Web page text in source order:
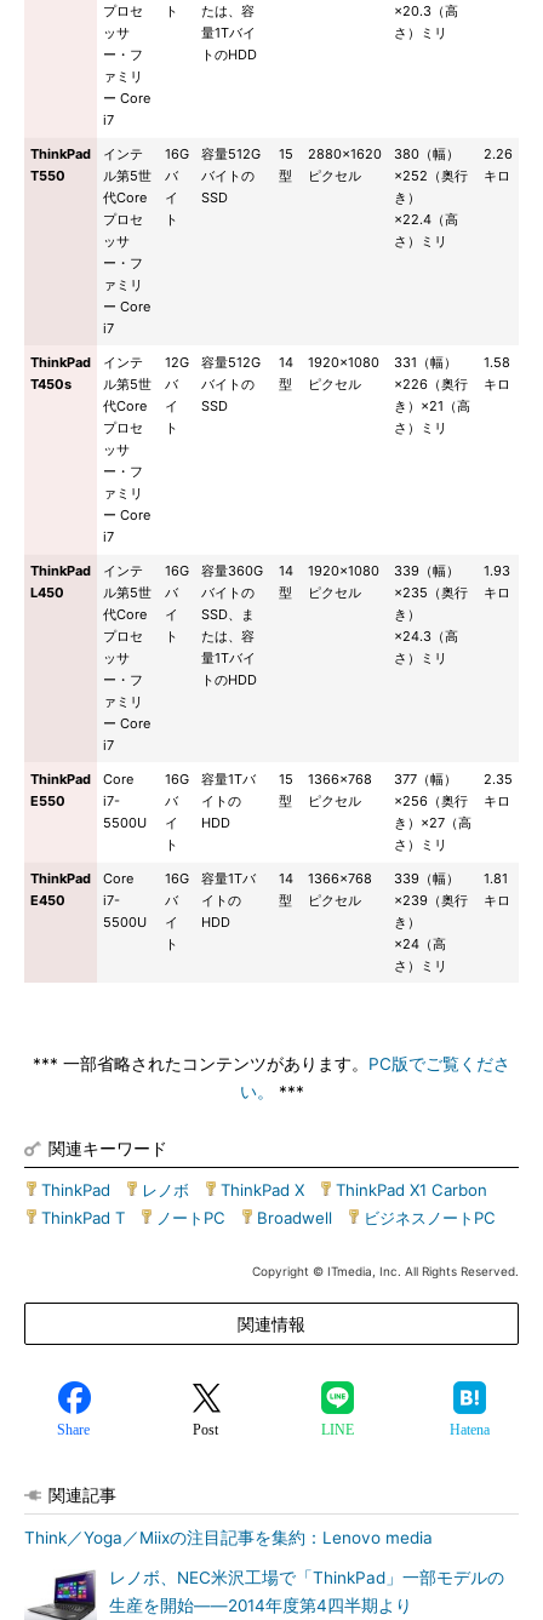
プロセ
ッサ
ー・フ
ァミリ
ー Core
i7
ト
たは、容
量1Tバイ
トのHDD
×20.3（高
さ）ミリ
ThinkPad
T550
インテ
ル第5世
代Core
プロセ
ッサ
ー・フ
ァミリ
ー Core
i7
16G
バ
イ
ト
容量512G
バイトの
SSD
15
型
2880×1620
ピクセル
380（幅）
×252（奥行
き）
×22.4（高
さ）ミリ
2.26
キロ
ThinkPad
T450s
インテ
ル第5世
代Core
プロセ
ッサ
ー・フ
ァミリ
ー Core
i7
12G
バ
イ
ト
容量512G
バイトの
SSD
14
型
1920×1080
ピクセル
331（幅）
×226（奥行
き）×21（高
さ）ミリ
1.58
キロ
ThinkPad
L450
インテ
ル第5世
代Core
プロセ
ッサ
ー・フ
ァミリ
ー Core
i7
16G
バ
イ
ト
容量360G
バイトの
SSD、ま
たは、容
量1Tバイ
トのHDD
14
型
1920×1080
ピクセル
339（幅）
×235（奥行
き）
×24.3（高
さ）ミリ
1.93
キロ
ThinkPad
E550
Core
i7-
5500U
16G
バ
イ
ト
容量1Tバ
イトの
HDD
15
型
1366×768
ピクセル
377（幅）
×256（奥行
き）×27（高
さ）ミリ
2.35
キロ
ThinkPad
E450
Core
i7-
5500U
16G
バ
イ
ト
容量1Tバ
イトの
HDD
14
型
1366×768
ピクセル
339（幅）
×239（奥行
き）
×24（高
さ）ミリ
1.81
キロ
*** 一部省略されたコンテンツがあります。 PC版でご覧くださ
い。
***
関連キーワード
ThinkPad レノボ ThinkPad X ThinkPad X1 Carbon
ThinkPad T
ノートPC Broadwell ビジネスノートPC
Copyright © ITmedia, Inc. All Rights Reserved.
関連情報
Share Post LINE Hatena
関連記事
Think／Yoga／Miixの注目記事を集約：Lenovo media
レノボ、NEC米沢工場で「ThinkPad」一部モデルの
生産を開始――2014年度第4四半期より